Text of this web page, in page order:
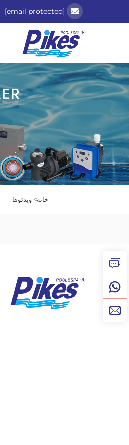
[email protected]
خانه> ویدئوها